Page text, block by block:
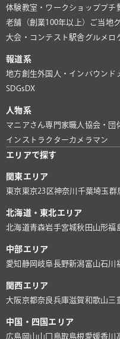
体験教室・ワークショッププチ
老舗（創業100年以上）
ご当地
大会・コンテスト 駅舎グルメ ロ
報道系
地方創生外国人・インバウンド
SDGs DX
人物系
マニアさん専門家 職人 協会・団
インストラクターカメラマン
エリアで探す
関東エリア
東京 東京23区神奈川 千葉埼玉群
北海道・東北エリア
北海道青森岩手宮城秋田 山形福
中部エリア
愛知 静岡 岐阜長野新潟富山石川
関西エリア
大阪京都奈良兵庫滋賀和歌山 三
中国・四国エリア
広島 岡山山口 鳥取島根 愛媛香川